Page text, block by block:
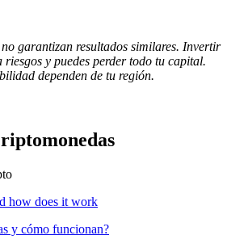
garantizan resultados similares. Invertir
y puedes perder todo tu capital.
dependen de tu región.
y cómo funcionan?